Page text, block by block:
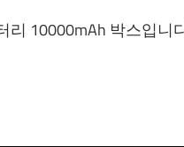
리 10000mAh 박스입